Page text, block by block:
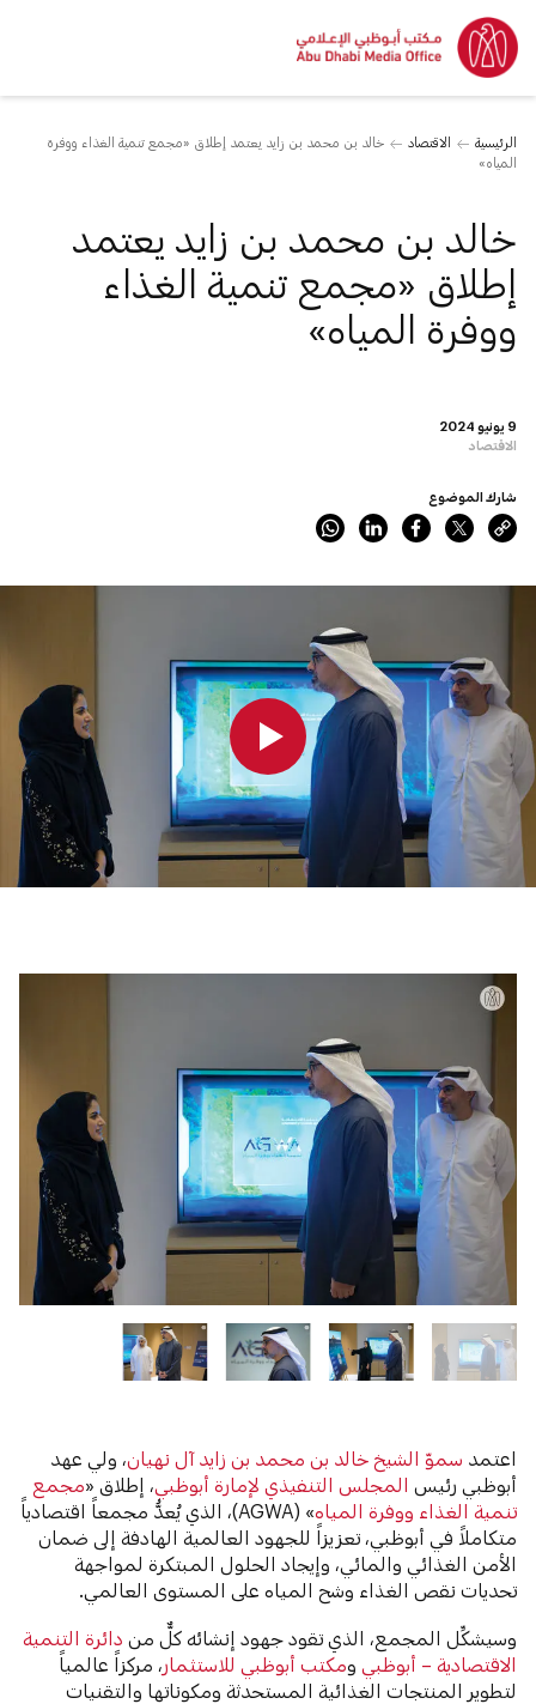
الرئيسية الاقتصاد
خالد بن محمد بن زايد يعتمد إطلاق «مجمع تنمية الغذاء ووفرة
المياه»
9 يونيو 2024
الاقتصاد
خالد بن محمد بن زايد يعتمد
إطلاق «مجمع تنمية الغذاء
ووفرة المياه»
شارك الموضوع
اعتمد سموّ الشيخ خالد بن محمد بن زايد آل نهيان، ولي عهد
أبوظبي رئيس المجلس التنفيذي لإمارة أبوظبي، إطلاق «مجمع
تنمية الغذاء ووفرة المياه
» (AGWA)، الذي يُعدُّ مجمعاً اقتصادياً
متكاملاً في أبوظبي، تعزيزاً للجهود العالمية الهادفة إلى ضمان
الأمن الغذائي والمائي، وإيجاد الحلول المبتكرة لمواجهة
تحديات نقص الغذاء وشح المياه على المستوى العالمي.
وسيشكِّل المجمع، الذي تقود جهود إنشائه كلٌّ من دائرة التنمية
الاقتصادية – أبوظبي ومكتب أبوظبي للاستثمار، مركزاً عالمياً
لتطوير المنتجات الغذائية المستحدثة ومكوناتها والتقنيات